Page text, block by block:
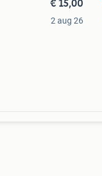
2 aug 26